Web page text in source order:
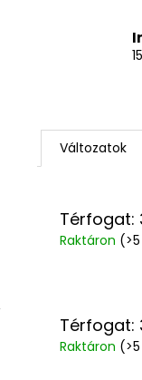
Változatok
Térfogat:
Raktáron
Térfogat:
Raktáron